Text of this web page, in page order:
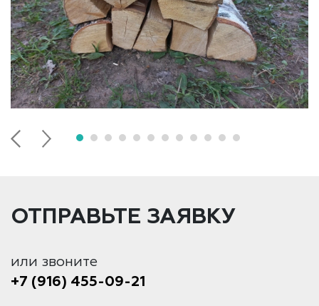
ОТПРАВЬТЕ ЗАЯВКУ
или звоните
+7 (916) 455-09-21